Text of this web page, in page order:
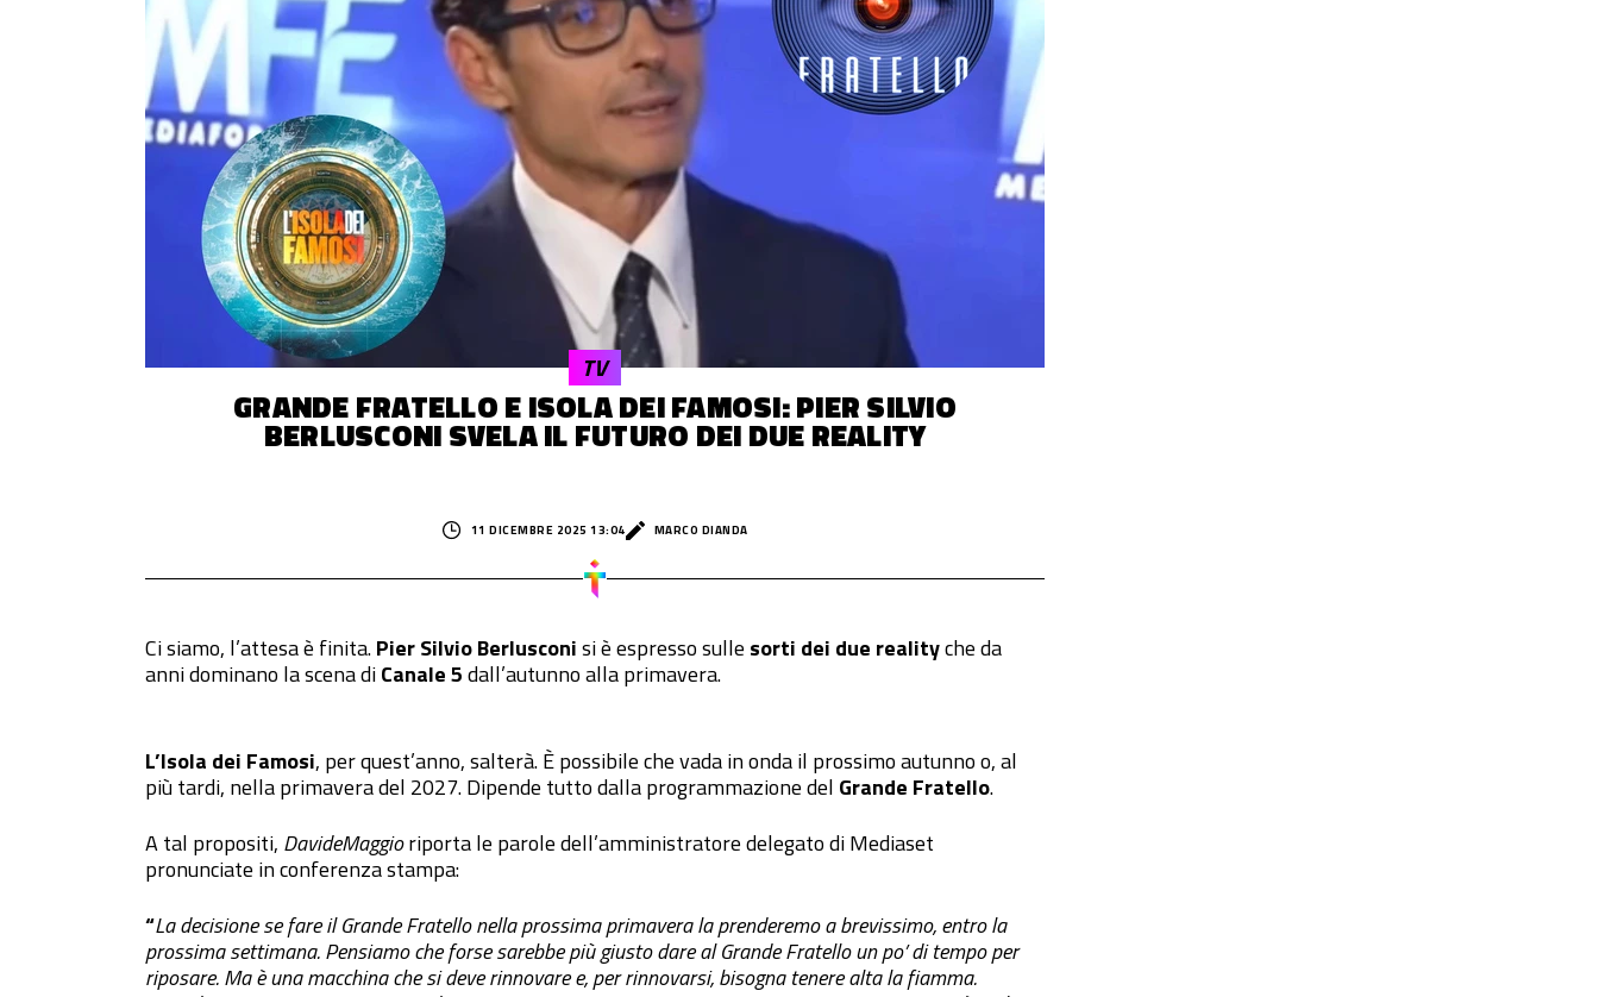
GRANDE FRATELLO E ISOLA DEI FAMOSI: PIER SILVIO
BERLUSCONI SVELA IL FUTURO DEI DUE REALITY
TV
11 DICEMBRE 2025 13:04 MARCO DIANDA
Ci siamo, l’attesa è finita.Pier Silvio Berlusconisi è espresso sulle sorti dei due realityche da
anni dominano la scena diCanale 5dall’autunno alla primavera.
L’Isola dei Famosi, per quest’anno, salterà. È possibile che vada in onda il prossimo autunno o, al
più tardi, nella primavera del 2027. Dipende tutto dalla programmazione del Grande Fratello.
A tal propositi, DavideMaggioriporta le parole dell’amministratore delegato di Mediaset
pronunciate in conferenza stampa:
“La decisione se fare il Grande Fratello nella prossima primavera la prenderemo a brevissimo, entro la
prossima settimana. Pensiamo che forse sarebbe più giusto dare al Grande Fratello un po’ di tempo per
riposare. Ma è una macchina che si deve rinnovare e, per rinnovarsi, bisogna tenere alta la fiamma.